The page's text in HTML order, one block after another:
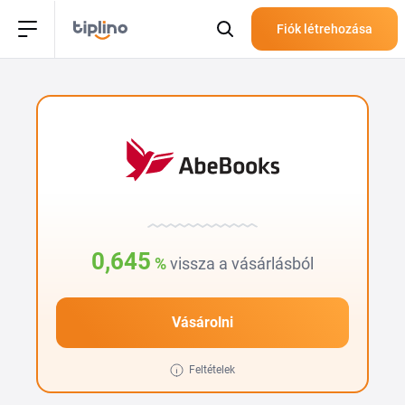
Fiók létrehozása
0,645 %vissza a vásárlásból
Vásárolni
Feltételek